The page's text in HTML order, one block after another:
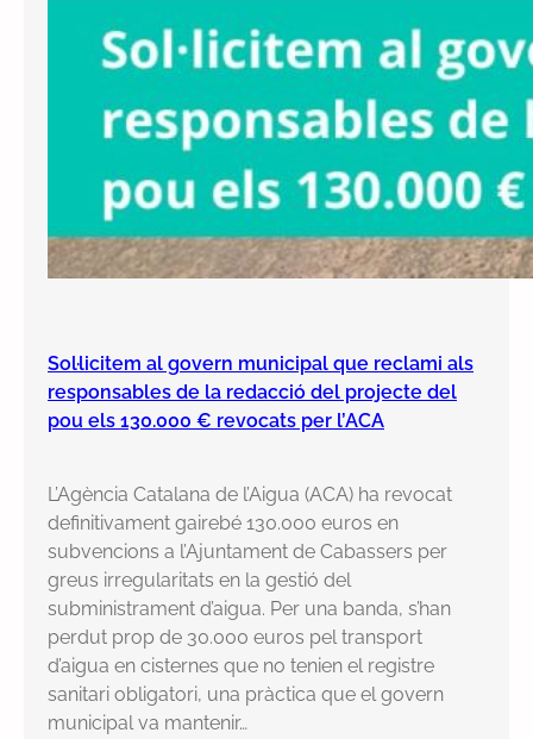
Sol·licitem al govern municipal que reclami als
responsables de la redacció del projecte del
pou els 130.000 € revocats per l’ACA
L’Agència Catalana de l’Aigua (ACA) ha revocat
definitivament gairebé 130.000 euros en
subvencions a l’Ajuntament de Cabassers per
greus irregularitats en la gestió del
subministrament d’aigua. Per una banda, s’han
perdut prop de 30.000 euros pel transport
d’aigua en cisternes que no tenien el registre
sanitari obligatori, una pràctica que el govern
municipal va mantenir…